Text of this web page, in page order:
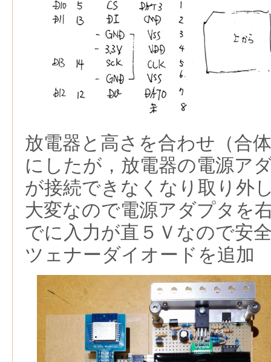
放電器と高さを合わせ（合
にしたが，放電器の電源ア
が接続できなくなり取り外
大変なので電源アダプタを
でに入力が直５Ｖなので安
ツェナーダイオードを追加